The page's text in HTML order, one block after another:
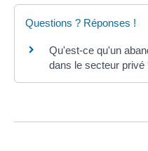
Questions ? Réponses !
Qu'est-ce qu'un
dans le secteur privé